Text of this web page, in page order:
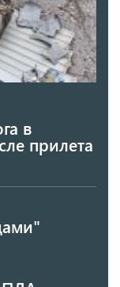
в
прилета